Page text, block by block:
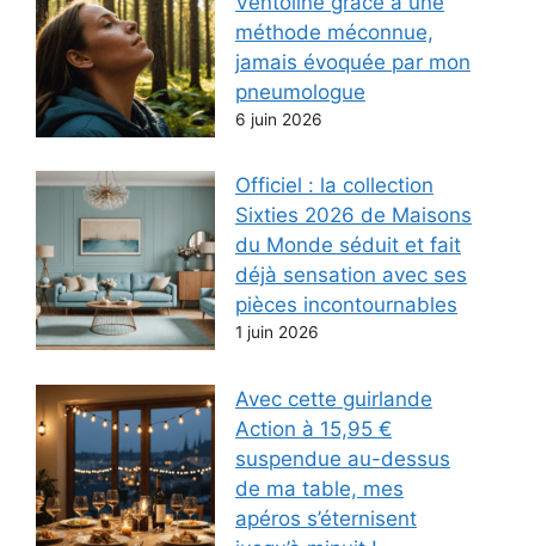
méthode méconnue,
jamais évoquée par mon
pneumologue
6 juin 2026
Officiel : la collection
Sixties 2026 de Maisons
du Monde séduit et fait
déjà sensation avec ses
pièces incontournables
1 juin 2026
Avec cette guirlande
Action à 15,95 €
suspendue au-dessus
de ma table, mes
apéros s’éternisent